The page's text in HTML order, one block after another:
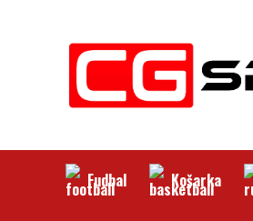
Fudbal Košarka